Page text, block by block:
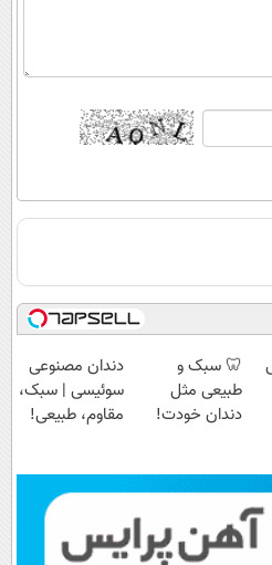
🦷 سبک و
طبیعی مثل
دندان خودت!
💳 📍 تهران
دندان مصنوعی
سوئیسی | سبک،
مقاوم، طبیعی!
اقساطی😍